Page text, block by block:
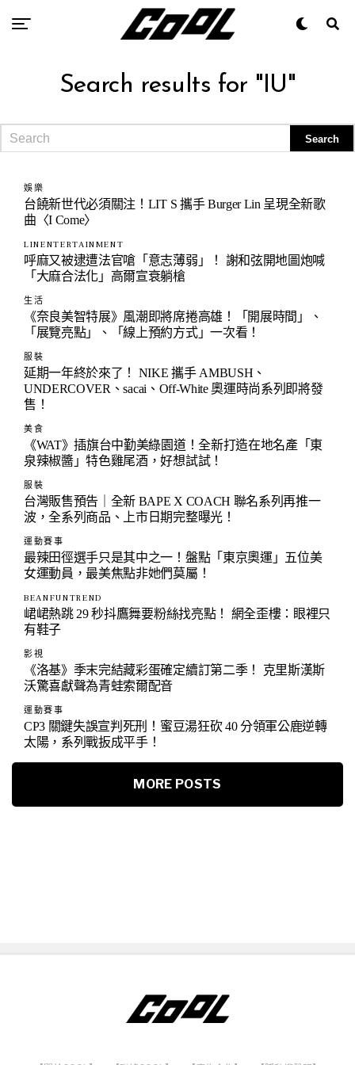
Search results for "IU"
娛樂
台饒新世代必須關注！LIT S 攜手 Burger Lin 呈現全新歌
曲〈I Come〉
LINENTERTAINMENT
呼麻又被逮遭法官嗆「意志薄弱」！ 謝和弦開地圖炮喊
「大麻合法化」高爾宣衰躺槍
生活
《奈良美智特展》風潮即將席捲高雄！「開展時間」、
「展覽亮點」、「線上預約方式」一次看！
服裝
延期一年終於來了！ NIKE 攜手 AMBUSH、
UNDERCOVER、sacai、Off-White 奧運時尚系列即將發
售！
美食
《WAT》插旗台中勤美綠園道！全新打造在地名產「東
泉辣椒醬」特色雞尾酒，好想試試！
服裝
台灣販售預告｜全新 BAPE X COACH 聯名系列再推一
波，全系列商品、上市日期完整曝光！
運動賽事
最辣田徑選手只是其中之一！盤點「東京奧運」五位美
女運動員，最美焦點非她們莫屬！
BEANFUNTREND
峮峮熱跳 29 秒抖鷹舞要粉絲找亮點！ 網全歪樓：眼裡只
有鞋子
影視
《洛基》季末完結藏彩蛋確定續訂第二季！ 克里斯漢斯
沃驚喜獻聲為青蛙索爾配音
運動賽事
CP3 關鍵失誤宣判死刑！蜜豆湯狂砍 40 分領軍公鹿逆轉
太陽，系列戰扳成平手！
MORE POSTS